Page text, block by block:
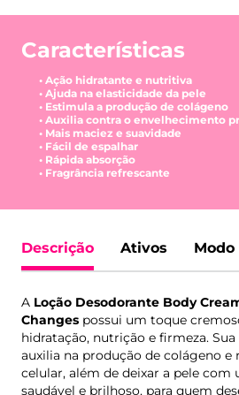
Características
• Ação hidratante e nutritiva
• Ajuda na elasticidade da pele
• Estimula a produção de colágeno
• Auxilia contra o envelhecimento
• Mais maciez e suavidade
• Fácil de espalhar
• Rápida absorção
• Fragrância refrescante
Descrição Ativos
A Loção Desodorante Body
Changes possui um toque
hidratação, nutrição e firmeza.
auxilia na produção de colágeno e
celular, além de deixar a pele com
saudável e brilhoso, para quem